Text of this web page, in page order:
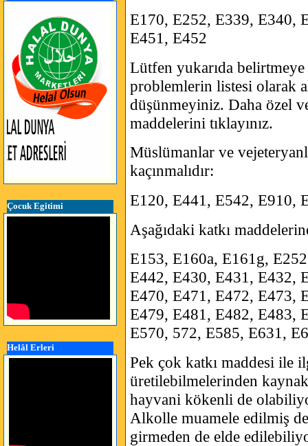
Çocuk Egitimi
Helâl Erleri
E170, E252, E339, E340,
E451, E452
Lütfen yukarıda belirtmeye
problemlerin listesi olarak
düşünmeyiniz. Daha özel
maddelerini tıklayınız.
Müslümanlar ve
kaçınmalıdır:
E120, E441, E542, E910,
Aşağıdaki katkı
E153, E160a, E161g,
E442, E430, E431, E432,
E470, E471, E472, E473,
E479, E481, E482, E483,
E570, 572, E585, E631,
Pek çok katkı maddesi ile
üretilebilmelerinden
hayvani kökenli de
Alkolle muamele edilmiş
girmeden de elde